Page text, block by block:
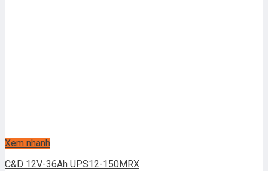
Xem nhanh
C&D 12V-36Ah UPS12-150MRX